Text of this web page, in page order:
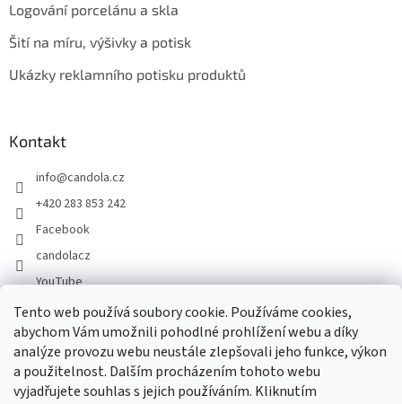
Tento web používá soubory cookie. Používáme cookies,
abychom Vám umožnili pohodlné prohlížení webu a díky
analýze provozu webu neustále zlepšovali jeho funkce, výkon
a použitelnost. Dalším procházením tohoto webu
vyjadřujete souhlas s jejich používáním. Kliknutím
Logování porcelánu a skla
Šití na míru, výšivky a potisk
Ukázky reklamního potisku produktů
Kontakt
info@candola.cz
+420 283 853 242
Facebook
candolacz
YouTube
Přijímáme online platby